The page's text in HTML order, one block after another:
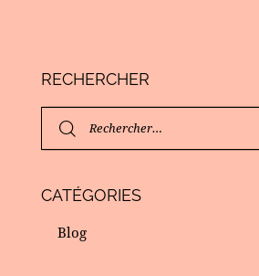
RECHERCHER
CATÉGORIES
Blog